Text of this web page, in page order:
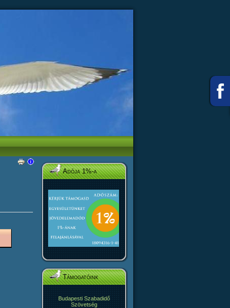
Adója 1%-a
Támogatóink
Budapesti Szabadidő
Szövetség